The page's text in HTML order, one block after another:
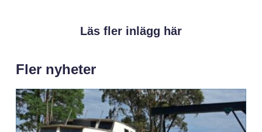
Läs fler inlägg här
Fler nyheter